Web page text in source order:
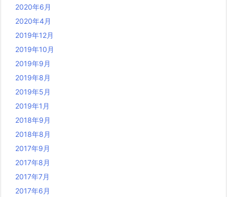
2020年6月
2020年4月
2019年12月
2019年10月
2019年9月
2019年8月
2019年5月
2019年1月
2018年9月
2018年8月
2017年9月
2017年8月
2017年7月
2017年6月